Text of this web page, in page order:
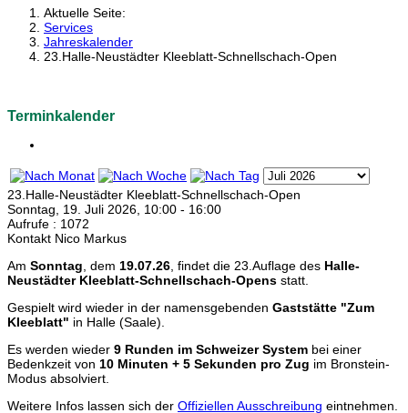
Aktuelle Seite:
Services
Jahreskalender
23.Halle-Neustädter Kleeblatt-Schnellschach-Open
Terminkalender
23.Halle-Neustädter Kleeblatt-Schnellschach-Open
Sonntag, 19. Juli 2026, 10:00 - 16:00
Aufrufe : 1072
Kontakt Nico Markus
Am Sonntag, dem 19.07.26, findet die 23.Auflage des Halle-
Neustädter Kleeblatt-Schnellschach-Opens statt.
Gespielt wird wieder in der namensgebenden Gaststätte "Zum
Kleeblatt" in Halle (Saale).
Es werden wieder 9 Runden im Schweizer System bei einer
Bedenkzeit von 10 Minuten + 5 Sekunden pro Zug im Bronstein-
Modus absolviert.
Weitere Infos lassen sich der Offiziellen Ausschreibung eintnehmen.